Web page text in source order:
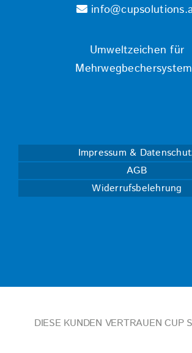
Umweltzeichen für
Impressum &
AGB
Widerrufsbelehrung
DIESE KUNDEN VERTRAUEN CUP